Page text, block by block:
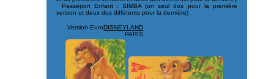
Passeport Enfant : SIMBA (un seul dos pour la première
version et deux dos différents pour la dernière)
Version EuroDISNEYLAND
PARIS